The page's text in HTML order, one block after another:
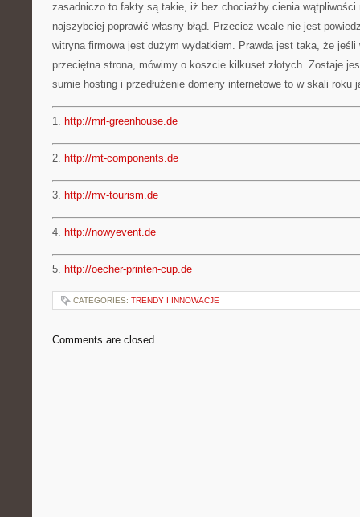
zasadniczo to fakty są takie, iż bez chociażby cienia wątpliwości
najszybciej poprawić własny błąd. Przecież wcale nie jest
witryna firmowa jest dużym wydatkiem. Prawda jest taka, że jeśli
przeciętna strona, mówimy o koszcie kilkuset złotych. Zostaje
sumie hosting i przedłużenie domeny internetowe to w skali roku
1. http://mrl-greenhouse.de
2. http://mt-components.de
3. http://mv-tourism.de
4. http://nowyevent.de
5. http://oecher-printen-cup.de
CATEGORIES: TRENDY I INNOWACJE
Comments are closed.